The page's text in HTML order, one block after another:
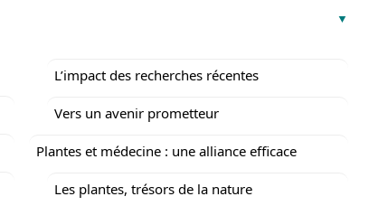
L’impact des recherches récentes
Vers un avenir prometteur
Plantes et médecine : une alliance efficace
Les plantes, trésors de la nature